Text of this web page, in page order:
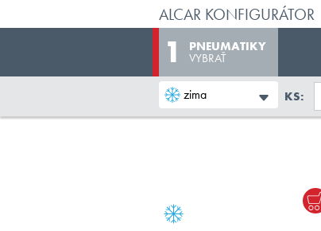
ALCAR KONFIGURÁTOR
PNEUMATIKY
VYBRAŤ
zima KS: